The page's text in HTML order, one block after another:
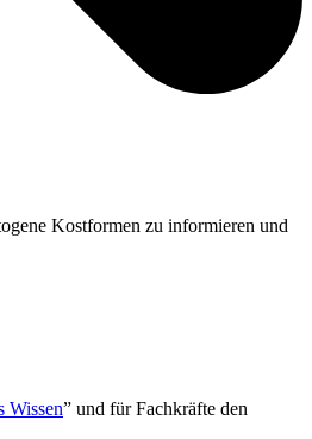
Kostformen zu informieren und
Wissen” und für Fachkräfte den